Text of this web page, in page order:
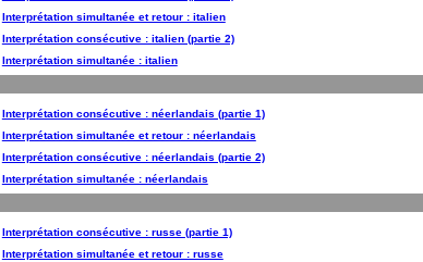
Interprétation simultanée et retour : italien
Interprétation consécutive : italien (partie 2)
Interprétation simultanée : italien
Interprétation consécutive : néerlandais (partie 1)
Interprétation simultanée et retour : néerlandais
Interprétation consécutive : néerlandais (partie 2)
Interprétation simultanée : néerlandais
Interprétation consécutive : russe (partie 1)
Interprétation simultanée et retour : russe